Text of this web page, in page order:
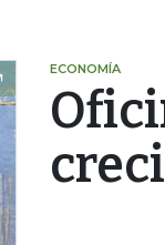
ECONOMÍA